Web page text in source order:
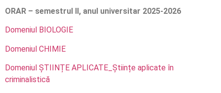
ORAR – semestrul II, anul universitar 2025-2026
Domeniul BIOLOGIE
Domeniul CHIMIE
Domeniul ȘTIINȚE APLICATE_Științe aplicate în
criminalistică